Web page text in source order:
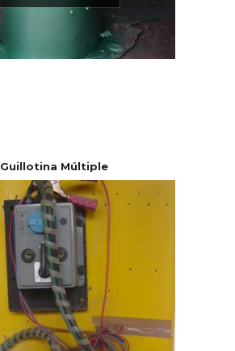
Guillotina Múltiple